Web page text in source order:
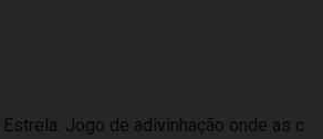
Estrela. Jogo de adivinhação onde as c